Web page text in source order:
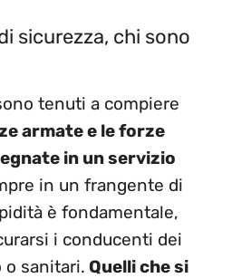
sicurezza, chi sono
tenuti a compiere
armate e le forze
in un servizio
in un frangente di
è fondamentale,
i conducenti dei
sanitari. Quelli che si